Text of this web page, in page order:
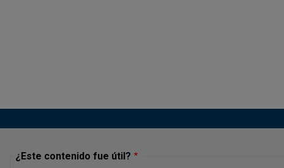
¿Este contenido fue útil?